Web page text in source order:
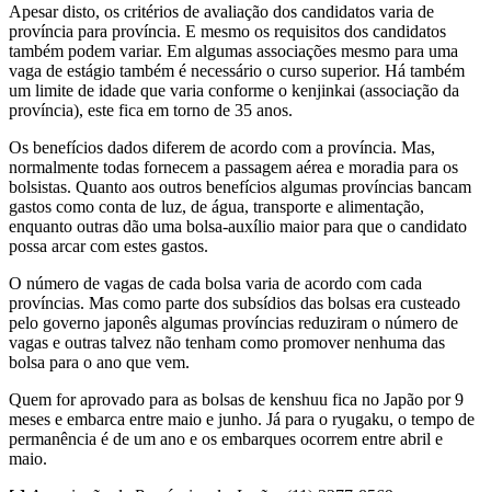
Apesar disto, os critérios de avaliação dos candidatos varia de
província para província. E mesmo os requisitos dos candidatos
também podem variar. Em algumas associações mesmo para uma
vaga de estágio também é necessário o curso superior. Há também
um limite de idade que varia conforme o kenjinkai (associação da
província), este fica em torno de 35 anos.
Os benefícios dados diferem de acordo com a província. Mas,
normalmente todas fornecem a passagem aérea e moradia para os
bolsistas. Quanto aos outros benefícios algumas províncias bancam
gastos como conta de luz, de água, transporte e alimentação,
enquanto outras dão uma bolsa-auxílio maior para que o candidato
possa arcar com estes gastos.
O número de vagas de cada bolsa varia de acordo com cada
províncias. Mas como parte dos subsídios das bolsas era custeado
pelo governo japonês algumas províncias reduziram o número de
vagas e outras talvez não tenham como promover nenhuma das
bolsa para o ano que vem.
Quem for aprovado para as bolsas de kenshuu fica no Japão por 9
meses e embarca entre maio e junho. Já para o ryugaku, o tempo de
permanência é de um ano e os embarques ocorrem entre abril e
maio.